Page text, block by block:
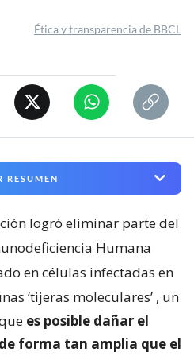
Ética y transparencia de BBCL
RESUMEN
logró eliminar parte del
Humana
en células infectadas en
‘tijeras moleculares’ , un
es posible dañar el
forma tan amplia que el